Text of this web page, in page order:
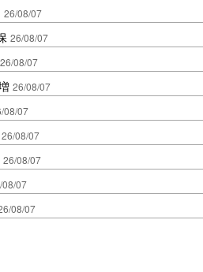
26/08/07
26/08/07
26/08/07
26/08/07
08/07
26/08/07
26/08/07
08/07
08/07